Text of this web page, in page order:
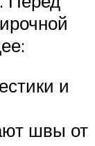
и
швы от